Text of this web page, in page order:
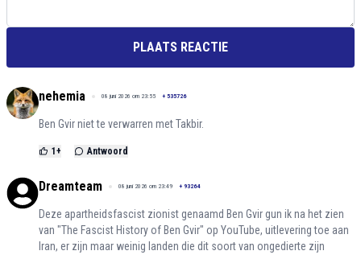
PLAATS REACTIE
nehemia 08 juni 2026 om 23:55 + 535726
Ben Gvir niet te verwarren met Takbir.
1 + Antwoord
Dreamteam 08 juni 2026 om 23:49 + 93264
Deze apartheidsfascist zionist genaamd Ben Gvir gun ik na het zien
van "The Fascist History of Ben Gvir" op YouTube, uitlevering toe aan
Iran, er zijn maar weinig landen die dit soort van ongedierte zijn